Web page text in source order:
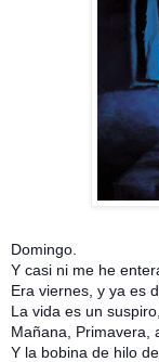
Domingo.
Y casi ni me he
Era viernes, y ya es
La vida es un
Mañana, Primavera,
Y la bobina de hilo